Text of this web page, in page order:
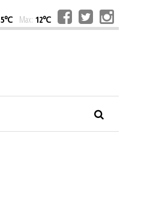
5℃ Max: 12℃